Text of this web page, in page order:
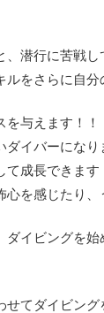
潜行に苦戦し
をさらに自
与えます！！
イバーになり
成長できます
を感じたり
イビングを
てダイビング